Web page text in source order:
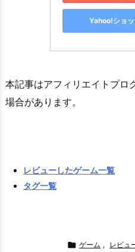
Yahoo!ショ
本記事はアフィリエイトプロ
場合があります。
レビューしたゲーム一覧
タグ一覧
 ゲーム , レビュ